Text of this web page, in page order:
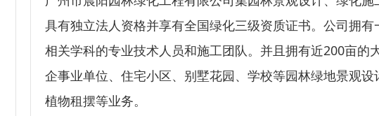
具有独立法人资格并享有全国绿化三级资质证书。公司拥
相关学科的专业技术人员和施工团队。并且拥有近200亩
企事业单位、住宅小区、别墅花园、学校等园林绿地景观
植物租摆等业务。